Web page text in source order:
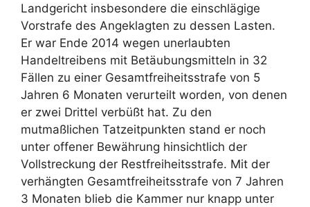
Landgericht insbesondere die einschlägige
Vorstrafe des Angeklagten zu dessen Lasten.
Er war Ende 2014 wegen unerlaubten
Handeltreibens mit Betäubungsmitteln in 32
Fällen zu einer Gesamtfreiheitsstrafe von 5
Jahren 6 Monaten verurteilt worden, von denen
er zwei Drittel verbüßt hat. Zu den
mutmaßlichen Tatzeitpunkten stand er noch
unter offener Bewährung hinsichtlich der
Vollstreckung der Restfreiheitsstrafe. Mit der
verhängten Gesamtfreiheitsstrafe von 7 Jahren
3 Monaten blieb die Kammer nur knapp unter